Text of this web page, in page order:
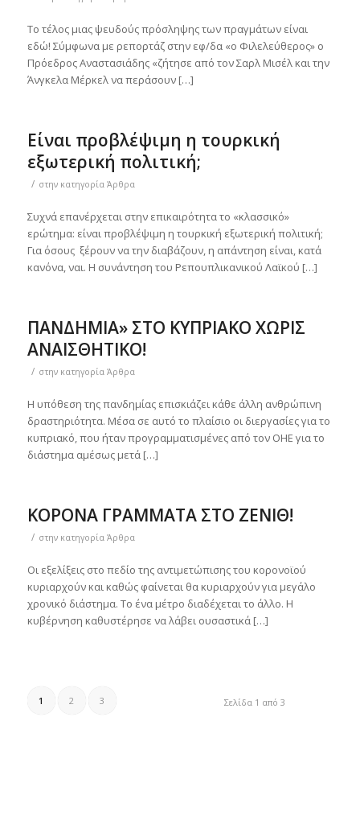
Το τέλος μιας ψευδούς πρόσληψης των πραγμάτων είναι
εδώ! Σύμφωνα με ρεπορτάζ στην εφ/δα «ο Φιλελεύθερος» ο
Πρόεδρος Αναστασιάδης «ζήτησε από τον Σαρλ Μισέλ και την
Άνγκελα Μέρκελ να περάσουν […]
Είναι προβλέψιμη η τουρκική
εξωτερική πολιτική;
/ στην κατηγορία Άρθρα
Συχνά επανέρχεται στην επικαιρότητα το «κλασσικό»
ερώτημα: είναι προβλέψιμη η τουρκική εξωτερική πολιτική;
Για όσους ξέρουν να την διαβάζουν, η απάντηση είναι, κατά
κανόνα, ναι. Η συνάντηση του Ρεπουπλικανικού Λαϊκού […]
ΠΑΝΔΗΜΙΑ» ΣΤΟ ΚΥΠΡΙΑΚΟ ΧΩΡΙΣ
ΑΝΑΙΣΘΗΤΙΚΟ!
/ στην κατηγορία Άρθρα
Η υπόθεση της πανδημίας επισκιάζει κάθε άλλη ανθρώπινη
δραστηριότητα. Μέσα σε αυτό το πλαίσιο οι διεργασίες για το
κυπριακό, που ήταν προγραμματισμένες από τον ΟΗΕ για το
διάστημα αμέσως μετά […]
ΚΟΡΟΝΑ ΓΡΑΜΜΑΤΑ ΣΤΟ ΖΕΝΙΘ!
/ στην κατηγορία Άρθρα
Οι εξελίξεις στο πεδίο της αντιμετώπισης του κορονοϊού
κυριαρχούν και καθώς φαίνεται θα κυριαρχούν για μεγάλο
χρονικό διάστημα. Το ένα μέτρο διαδέχεται το άλλο. Η
κυβέρνηση καθυστέρησε να λάβει ουσαστικά […]
Σελίδα 1 από 3
1 2 3